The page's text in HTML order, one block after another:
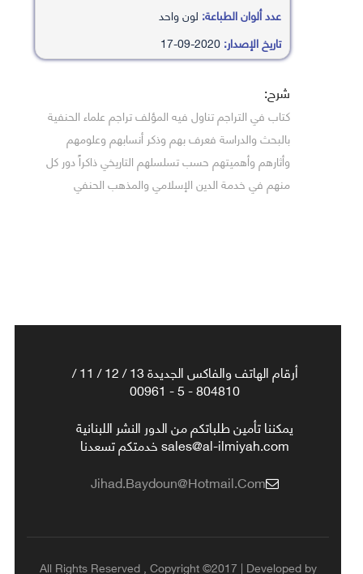
عدد ألوان الطباعة: لون واحد
تاريخ الإصدار:
شرح:
كتاب في التراجم تناول فيه المؤلف تراجم علماء الحنفية
بالبحث والدراسة فعرف بهم وذكر أنسابهم وعلومهم
وأثارهم وأهميتهم حسب تسلسلهم التاريخي ذاكراً دور كل
منهم في خدمة الدين الإسلامي والمذهب الحنفي
أرقام الهاتف والفاكس الجديدة 13 / 12 / 11 /
804810 - 5 - 00961
يمكننا تأمين طلباتكم من الدور النشر اللبنانية
sales@al-ilmiyah.com خدمتكم تسعدنا
Jihad.baydoun@hotmail.com
All Rights Reserved , Copyright ©2017 | Developed by